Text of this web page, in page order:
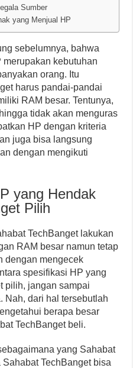
Sumber
yang Menjual HP
sebelumnya, bahwa
kebutuhan
orang. Itu
harus pandai-pandai
RAM besar. Tentunya,
tidak akan menguras
HP dengan kriteria
juga bisa langsung
dengan mengikuti
yang Hendak
Pilih
TechBanget lakukan
RAM besar namun tetap
dengan mengecek
spesifikasi HP yang
pilih, jangan sampai
Nah, dari hal tersebutlah
berapa besar
TechBanget beli.
yang Sahabat
TechBanget bisa